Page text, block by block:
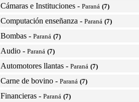
Cámaras e Instituciones - Paraná (7)
Computación enseñanza - Paraná (7)
Bombas - Paraná (7)
Audio - Paraná (7)
Automotores llantas - Paraná (7)
Carne de bovino - Paraná (7)
Financieras - Paraná (7)